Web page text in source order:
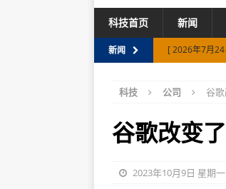
科技首页 新闻
新闻 [ 2026年7月
[ 2026年7月
科技 公司 谷
谷歌改变
2023年10月9日 星期